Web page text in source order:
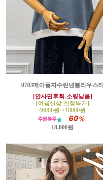
0703메이플자수린넨블라우스티
[안사면후회-소량남음]
[여름신상-한정특가]
46000원->18000원
18,000원